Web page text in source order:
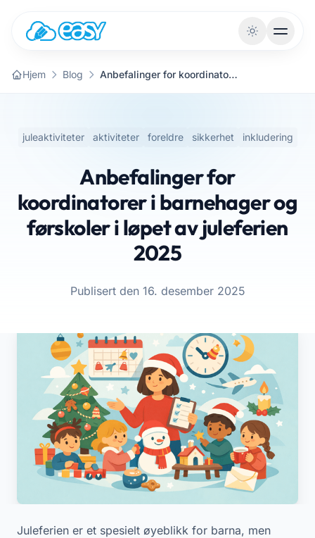
Hjem Blog Anbefalinger for koordinatorer i barnehager og førskoler i løpet av juleferien 2025
juleaktiviteter aktiviteter foreldre sikkerhet inkludering
Anbefalinger for
koordinatorer i barnehager og
førskoler i løpet av juleferien
2025
Publisert den 16. desember 2025
Juleferien er et spesielt øyeblikk for barna, men